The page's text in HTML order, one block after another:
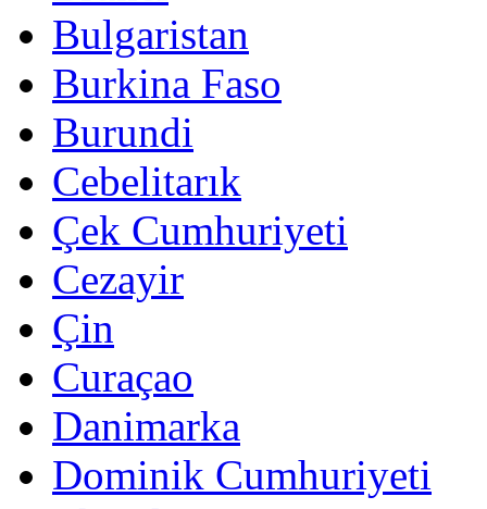
Bulgaristan
Burkina Faso
Burundi
Cebelitarık
Çek Cumhuriyeti
Cezayir
Çin
Curaçao
Danimarka
Dominik Cumhuriyeti